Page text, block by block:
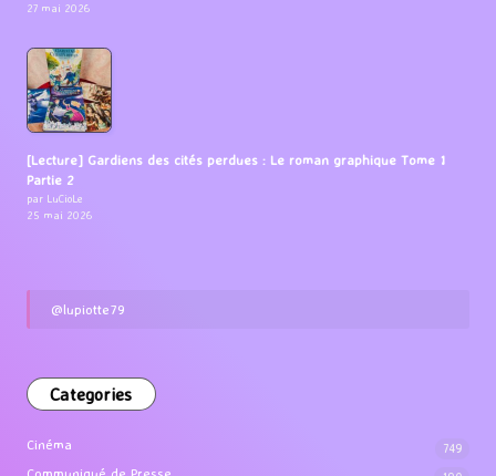
27 mai 2026
[Lecture] Gardiens des cités perdues : Le roman graphique Tome 1
Partie 2
par LuCioLe
25 mai 2026
@lupiotte79
Categories
Cinéma 749